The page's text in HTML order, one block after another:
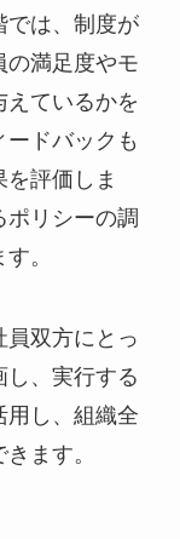
では、制度が
の満足度やモ
えているかを
ドバックも
評価しま
リシーの調
。
双方にとっ
し、実行する
用し、組織全
ます。